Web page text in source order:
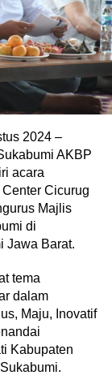
2024 –
AKBP
acara
Cicurug
Majlis
di
Jawa Barat.
tema
dalam
Maju, Inovatif
Kabupaten